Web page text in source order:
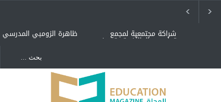
ظاهرة الزومبي المدرسي شراكة مجتمعية لمجمع
تعليمي بالطائف تستهدف
"كنت أنضرب ومافيني إلا
العافية" هل هذا مبرر
لاستمرار أسلوب التربية
المتوارث؟
لماذا تعد برامج توعية الأطفال
بخصوصية الجسد وقاية لا
فضول؟